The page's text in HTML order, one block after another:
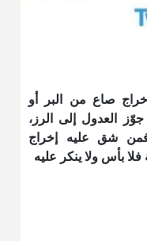
صاع من البر أو
العدول إلى الرز،
شق عليه إخراج
فلا بأس ولا ينكر عليه